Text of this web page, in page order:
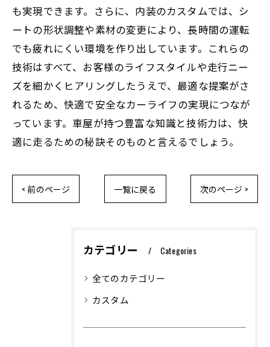
も実現できます。さらに、内装のカスタムでは、シ
ートの形状調整や素材の変更により、長時間の運転
でも疲れにくい環境を作り出しています。これらの
技術はすべて、お客様のライフスタイルや走行ニー
ズを細かくヒアリングしたうえで、最適な提案がさ
れるため、快適で安全なカーライフの実現につなが
っています。車屋が持つ豊富な知識と技術力は、快
適に走るための秘訣そのものと言えるでしょう。
< 前のページ 一覧に戻る 次のページ >
カテゴリー Categories
全てのカテゴリー
カスタム